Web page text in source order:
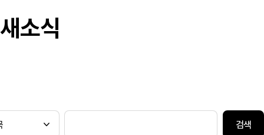
새소식
검색